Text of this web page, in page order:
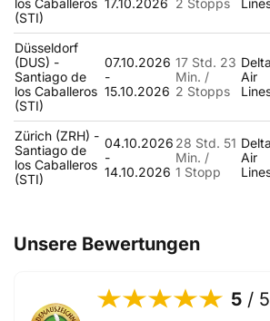
los Caballeros
(STI)
17.10.2026 2 Stopps
Düsseldorf
(DUS) -
Santiago de
los Caballeros
(STI)
07.10.2026
-
15.10.2026
17 Std. 23
Min. /
2 Stopps
Delta
Air
Zürich (ZRH) -
Santiago de
los Caballeros
(STI)
04.10.2026
-
14.10.2026
28 Std. 51
Min. /
1 Stopp
Delta
Air
Unsere Bewertungen
5 / 5